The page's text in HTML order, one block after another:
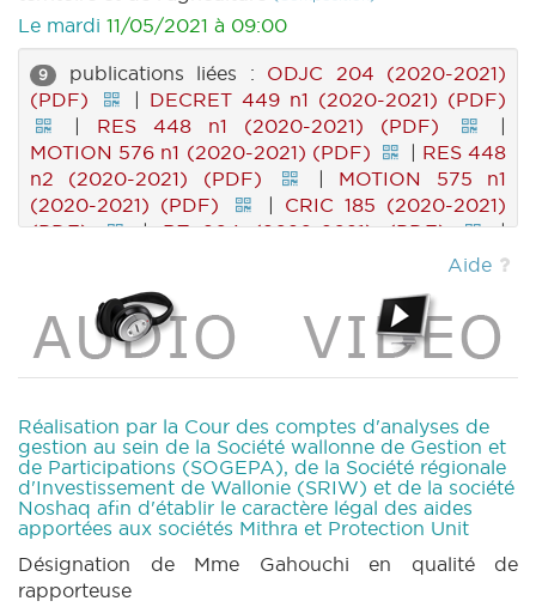
Le mardi 11/05/2021 à 09:00
9 publications liées : ODJC 204 (2020-2021)
(PDF)
| DECRET 449 n1 (2020-2021) (PDF)
| RES 448 n1 (2020-2021) (PDF)
|
MOTION 576 n1 (2020-2021) (PDF)
| RES 448
n2 (2020-2021) (PDF)
| MOTION 575 n1
(2020-2021) (PDF)
| CRIC 185 (2020-2021)
(PDF)
|BT 204 (2020-2021) (PDF)
|
Aide
Réalisation par la Cour des comptes d'analyses de
gestion au sein de la Société wallonne de Gestion et
de Participations (SOGEPA), de la Société régionale
d'Investissement de Wallonie (SRIW) et de la société
Noshaq afin d'établir le caractère légal des aides
apportées aux sociétés Mithra et Protection Unit
Désignation de Mme Gahouchi en qualité de
rapporteuse